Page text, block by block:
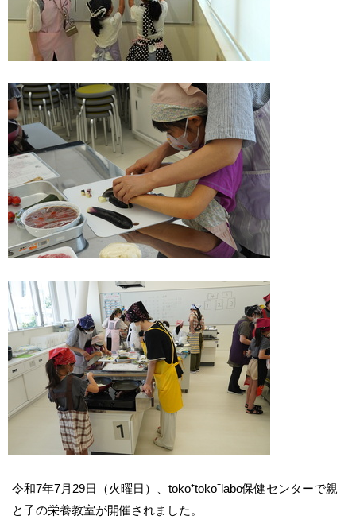
令和7年7月29日（火曜日）、toko⁺toko⁼labo保健センターで親
と子の栄養教室が開催されました。